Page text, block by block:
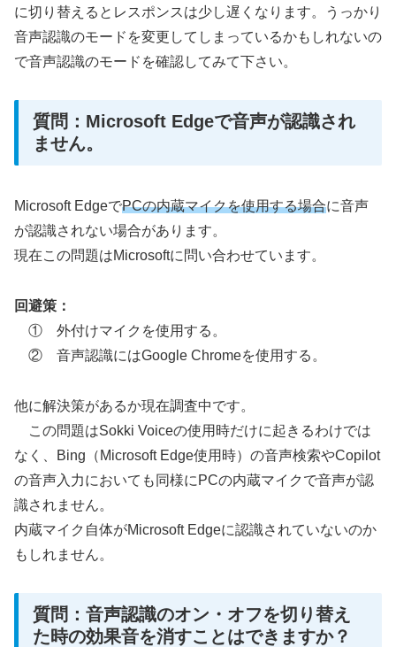
に切り替えるとレスポンスは少し遅くなります。うっかり
音声認識のモードを変更してしまっているかもしれないの
で音声認識のモードを確認してみて下さい。
質問：Microsoft Edgeで音声が認識され
ません。
Microsoft EdgeでPCの内蔵マイクを使用する場合に音声
が認識されない場合があります。
現在この問題はMicrosoftに問い合わせています。
回避策：
① 外付けマイクを使用する。
② 音声認識にはGoogle Chromeを使用する。
他に解決策があるか現在調査中です。
この問題はSokki Voiceの使用時だけに起きるわけでは
なく、Bing（Microsoft Edge使用時）の音声検索やCopilot
の音声入力においても同様にPCの内蔵マイクで音声が認
識されません。
内蔵マイク自体がMicrosoft Edgeに認識されていないのか
もしれません。
質問：音声認識のオン・オフを切り替え
た時の効果音を消すことはできますか？